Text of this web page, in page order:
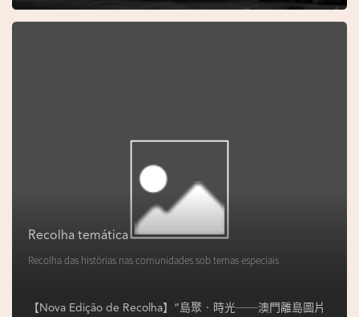
Recolha temática
Recolha das histórias nas comunidades sob temas especiais
【Nova Edição de Recolha】“島聚‧時光──澳門離島圖片